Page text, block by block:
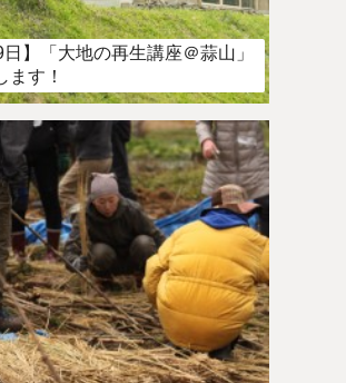
日】「大地の再生講座＠蒜山」
ます！